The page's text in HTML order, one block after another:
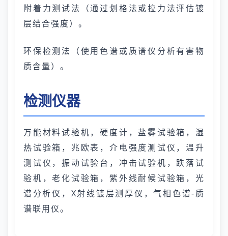
附着力测试法（通过划格法或拉力法评估镀
层结合强度）。
环保检测法（使用色谱或质谱仪分析有害物
质含量）。
检测仪器
万能材料试验机，硬度计，盐雾试验箱，湿
热试验箱，兆欧表，介电强度测试仪，温升
测试仪，振动试验台，冲击试验机，跌落试
验机，老化试验箱，紫外线耐候试验箱，光
谱分析仪，X射线镀层测厚仪，气相色谱-质
谱联用仪。